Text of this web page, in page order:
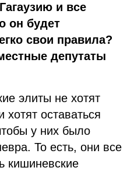
и все
он будет
свои правила?
депутаты
элиты не хотят
хотят оставаться
у них было
То есть, они все
кишиневские